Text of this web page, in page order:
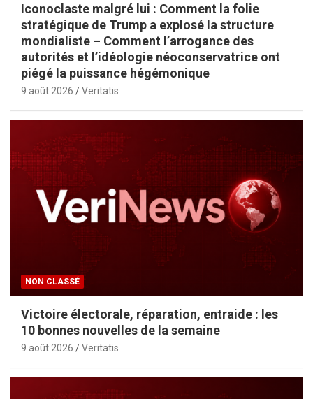
Iconoclaste malgré lui : Comment la folie
stratégique de Trump a explosé la structure
mondialiste – Comment l’arrogance des
autorités et l’idéologie néoconservatrice ont
piégé la puissance hégémonique
9 août 2026 Veritatis
NON CLASSÉ
Victoire électorale, réparation, entraide : les
10 bonnes nouvelles de la semaine
9 août 2026 Veritatis